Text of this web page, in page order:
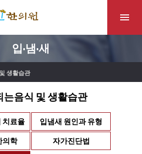
입·냄·새
생활습관
는음식 및 생활습관
치료율
입냄새 원인과 유형
의학
자가진단법